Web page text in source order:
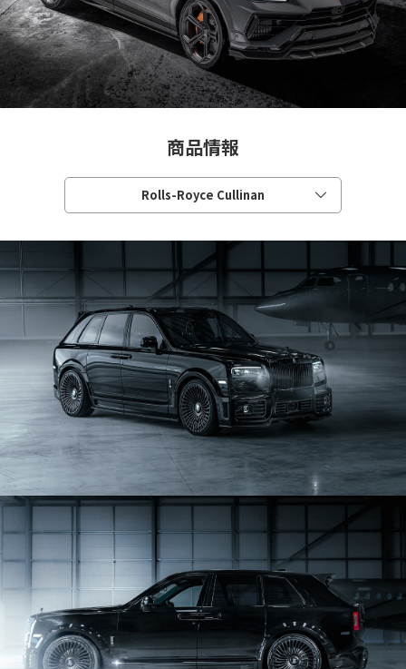
商品情報
会社概要
お問合せ
商品情報
Rolls-Royce Cullinan
Audi RS4 B9.5
Audi RS6 Avant C8
Audi RSQ8 F1
Audi RSQ8 2024y-
Bentley Bentayga
Mercedes-Benz EQC
Mercedes-Benz W465 G63 Wide Track
Mercedes-Benz W465 G63 Light Package
Mercedes-Benz W463A G-Class
Lamborghini Urus S & Performante
Lamborghini Urus